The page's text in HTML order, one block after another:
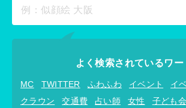
よく検索されているワー
MC TWITTER ふわふわ イベント
イ
クラウン
交通費 占い師 女性
子ども会